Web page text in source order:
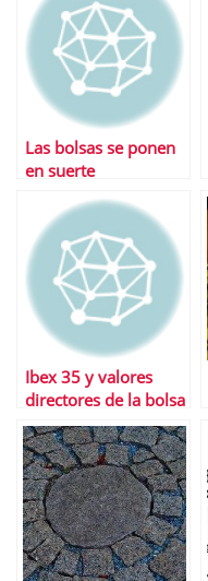
Las bolsas se ponen
en suerte
Ibex 35 y valores
directores de la bolsa
espaÃ±ola